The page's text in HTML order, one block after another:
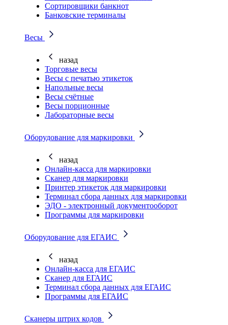
Сортировщики банкнот
Банковские терминалы
Весы
назад
Торговые весы
Весы с печатью этикеток
Напольные весы
Весы счётные
Весы порционные
Лабораторные весы
Оборудование для маркировки
назад
Онлайн-касса для маркировки
Сканер для маркировки
Принтер этикеток для маркировки
Терминал сбора данных для маркировки
ЭДО - электронный документооборот
Программы для маркировки
Оборудование для ЕГАИС
назад
Онлайн-касса для ЕГАИС
Сканер для ЕГАИС
Терминал сбора данных для ЕГАИС
Программы для ЕГАИС
Сканеры штрих кодов